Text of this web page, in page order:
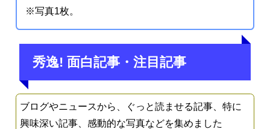
※写真1枚。
秀逸! 面白記事・注目記事
ブログやニュースから、ぐっと読ませる記事、特に
興味深い記事、感動的な写真などを集めました